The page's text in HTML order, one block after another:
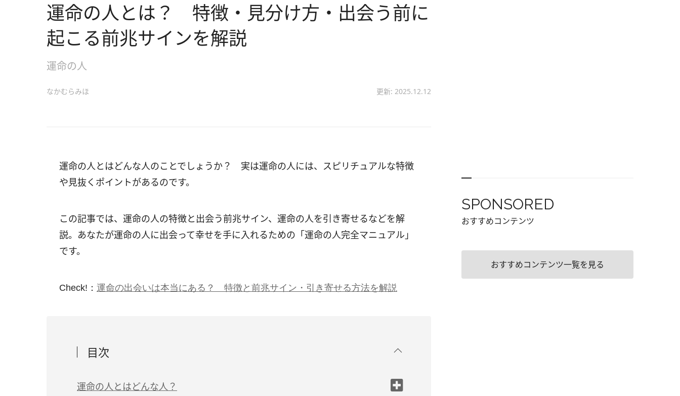
運命の人とは？ 特徴・見分け方・出会う前に
起こる前兆サインを解説
運命の人
なかむらみほ 更新: 2025.12.12
運命の人とはどんな人のことでしょうか？ 実は運命の人には、スピリチュアルな特徴
や見抜くポイントがあるのです。
この記事では、運命の人の特徴と出会う前兆サイン、運命の人を引き寄せるなどを解
説。あなたが運命の人に出会って幸せを手に入れるための「運命の人完全マニュアル」
です。
Check!： 運命の出会いは本当にある？ 特徴と前兆サイン・引き寄せる方法を解説
目次
運命の人とはどんな人？
SPONSORED
おすすめコンテンツ
おすすめコンテンツ一覧を見る